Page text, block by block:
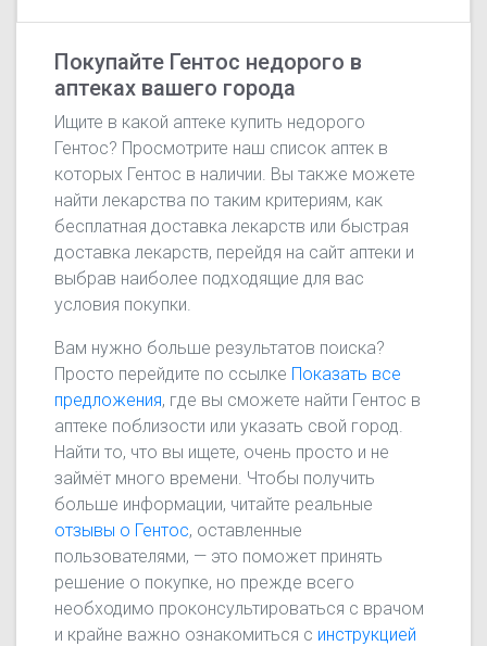
Покупайте Гентос недорого в
аптеках вашего города
Ищите в какой аптеке купить недорого
Гентос? Просмотрите наш список аптек в
которых Гентос в наличии. Вы также можете
найти лекарства по таким критериям, как
бесплатная доставка лекарств или быстрая
доставка лекарств, перейдя на сайт аптеки и
выбрав наиболее подходящие для вас
условия покупки.
Вам нужно больше результатов поиска?
Просто перейдите по ссылке Показать все
предложения, где вы сможете найти Гентос в
аптеке поблизости или указать свой город.
Найти то, что вы ищете, очень просто и не
займёт много времени. Чтобы получить
больше информации, читайте реальные
отзывы о Гентос, оставленные
пользователями, — это поможет принять
решение о покупке, но прежде всего
необходимо проконсультироваться с врачом
и крайне важно ознакомиться с инструкцией